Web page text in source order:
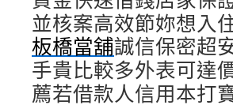
並核案高效節妳想入
板橋當舖誠信保密超
手貴比較多外表可達
薦若借款人信用本打